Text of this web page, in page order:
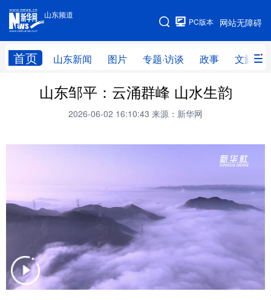
山东频道
网站无障碍
PC版本
首页 山东新闻 图片 专题·访谈 政事 文旅
手机版
网站地图
学习进行时 高层 时政 人事
财经 网评
台湾 思客智库 全球连线 教育
文化
访谈 视频
图片 中央文件 金融
食品 人居
溯源中国 城市 旅游 能源
会展 彩票 娱乐 时尚
山东邹平：云涌群峰 山水生韵
2026-06-02 16:10:43 来源：新华网